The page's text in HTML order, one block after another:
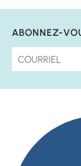
ABONNEZ-